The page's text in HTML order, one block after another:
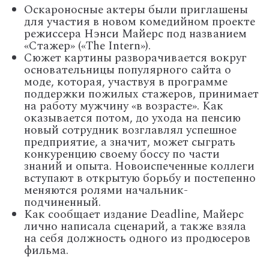
Оскароносные актеры были приглашены
для участия в новом комедийном проекте
режиссера Нэнси Майерс под названием
«Стажер» («The Intern»).
Сюжет картины разворачивается вокруг
основательницы популярного сайта о
моде, которая, участвуя в программе
поддержки пожилых стажеров, принимает
на работу мужчину «в возрасте». Как
оказывается потом, до ухода на пенсию
новый сотрудник возглавлял успешное
предприятие, а значит, может сыграть
конкуренцию своему боссу по части
знаний и опыта. Новоиспеченные коллеги
вступают в открытую борьбу и постепенно
меняются ролями начальник-
подчиненный.
Как сообщает издание Deadline, Майерс
лично написала сценарий, а также взяла
на себя должность одного из продюсеров
фильма.